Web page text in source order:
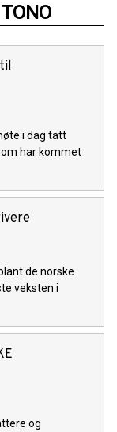
i dag tatt
har kommet
de norske
veksten i
og